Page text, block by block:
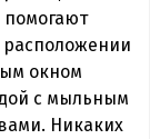
помогают
окном
с мыльным
Никаких